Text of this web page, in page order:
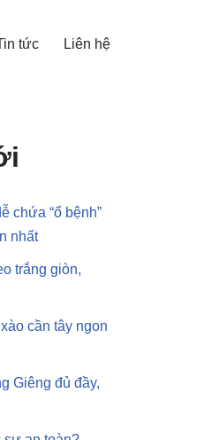
tức Liên hệ
chứa “ổ bệnh”
nhất
trắng giòn,
cần tây ngon
Giêng đủ đầy,